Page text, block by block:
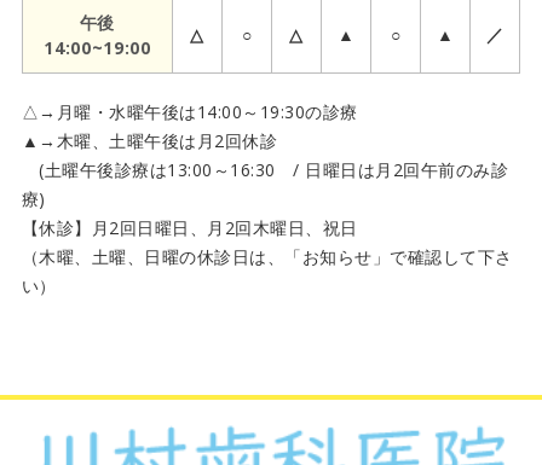
午後
14:00~19:00
△ ○ △ ▲ ○ ▲ ／
△→月曜・水曜午後は14:00～19:30の診療
▲→木曜、土曜午後は月2回休診
(土曜午後診療は13:00～16:30 / 日曜日は月2回午前のみ診
療)
【休診】月2回日曜日、月2回木曜日、祝日
（木曜、土曜、日曜の休診日は、「お知らせ」で確認して下さ
い）